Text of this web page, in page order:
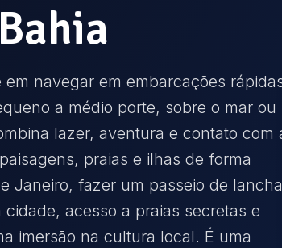
Bahia
navegar em embarcações
a médio porte, sobre o mar ou
lazer, aventura e contato com
praias e ilhas de forma
Janeiro, fazer um passeio de lancha
acesso a praias secretas e
imersão na cultura local. É uma